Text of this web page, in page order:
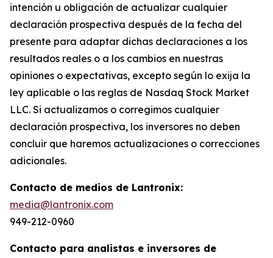
intención u obligación de actualizar cualquier
declaración prospectiva después de la fecha del
presente para adaptar dichas declaraciones a los
resultados reales o a los cambios en nuestras
opiniones o expectativas, excepto según lo exija la
ley aplicable o las reglas de Nasdaq Stock Market
LLC. Si actualizamos o corregimos cualquier
declaración prospectiva, los inversores no deben
concluir que haremos actualizaciones o correcciones
adicionales.
Contacto de medios de Lantronix:
media@lantronix.com
949-212-0960
Contacto para analistas e inversores de